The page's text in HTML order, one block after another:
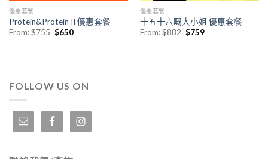
優惠套餐
Protein&Protein II 優惠套餐
From:$755 $650
優惠套餐
十五十六嘅大小姐 優惠套餐
From:$882 $759
FOLLOW US ON